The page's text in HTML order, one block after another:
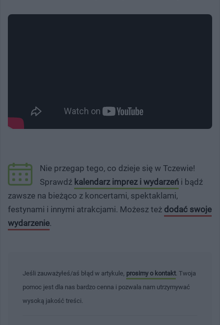
Nie przegap tego, co dzieje się w Tczewie!
Sprawdź kalendarz imprez i wydarzeń i bądź
zawsze na bieżąco z koncertami, spektaklami,
festynami i innymi atrakcjami. Możesz też dodać swoje
wydarzenie.
Jeśli zauważyłeś/aś błąd w artykule, prosimy o kontakt . Twoja
pomoc jest dla nas bardzo cenna i pozwala nam utrzymywać
wysoką jakość treści.